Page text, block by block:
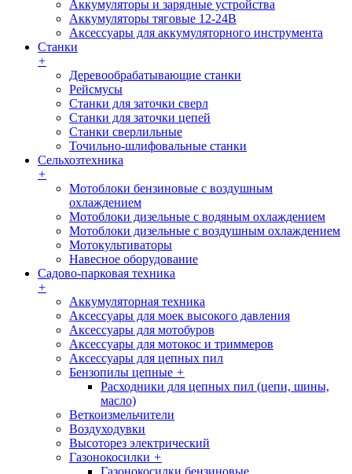
Аккумуляторы и зарядные устройства
Аккумуляторы тяговые 12-24В
Аксессуары для аккумуляторного инструмента
Станки
+
Деревообрабатывающие станки
Рейсмусы
Станки для заточки сверл
Станки для заточки цепей
Станки сверлильные
Точильно-шлифовальные станки
Сельхозтехника
+
Мотоблоки бензиновые с воздушным
охлаждением
Мотоблоки дизельные с водяным охлаждением
Мотоблоки дизельные с воздушным охлаждением
Мотокультиваторы
Навесное оборудование
Садово-парковая техника
+
Аккумуляторная техника
Аксессуары для моек высокого давления
Аксессуары для мотобуров
Аксессуары для мотокос и триммеров
Аксессуары для цепных пил
Бензопилы цепные +
Расходники для цепных пил (цепи, шины,
масло)
Веткоизмельчители
Воздуходувки
Высоторез электрический
Газонокосилки +
Газонокосилки бензиновые